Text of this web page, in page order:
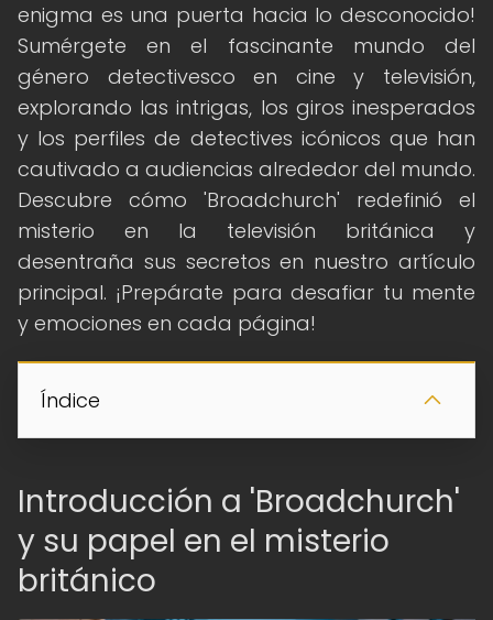
enigma es una puerta hacia lo desconocido!
Sumérgete en el fascinante mundo del
género detectivesco en cine y televisión,
explorando las intrigas, los giros inesperados
y los perfiles de detectives icónicos que han
cautivado a audiencias alrededor del mundo.
Descubre cómo 'Broadchurch' redefinió el
misterio en la televisión británica y
desentraña sus secretos en nuestro artículo
principal. ¡Prepárate para desafiar tu mente
y emociones en cada página!
Índice
Introducción a 'Broadchurch'
y su papel en el misterio
británico